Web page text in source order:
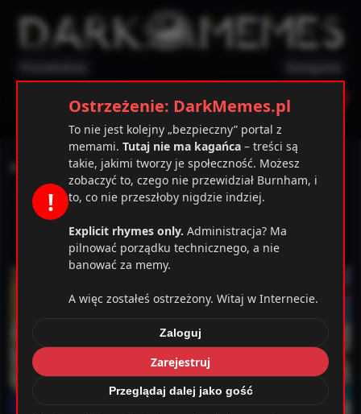
Ostrzeżenie Zarejestruj
163Warning
Kto miał lepszy plan na niedzielę?
Gdy dowiesz się, że za 13 dolarów masz 2 godziny kręgli i
śniadanie. Powód, żeby się obudzić (może).
źródło: https://boards.4chan.org/bant/thread/24614225
!
Ostrzeżenie: DarkMemes.pl
To nie jest kolejny „bezpieczny” portal z
memami. Tutaj nie ma kagańca – treści są
takie, jakimi tworzy je społeczność. Możesz
zobaczyć to, czego nie przewidział Burnham, i
to, co nie przeszłoby nigdzie indziej.
Explicit rhymes only. Administracja? Ma
pilnować porządku technicznego, a nie
banować za memy.
A więc zostałeś ostrzeżony. Witaj w Internecie.
Zaloguj
Zarejestruj
Przeglądaj dalej jako gość